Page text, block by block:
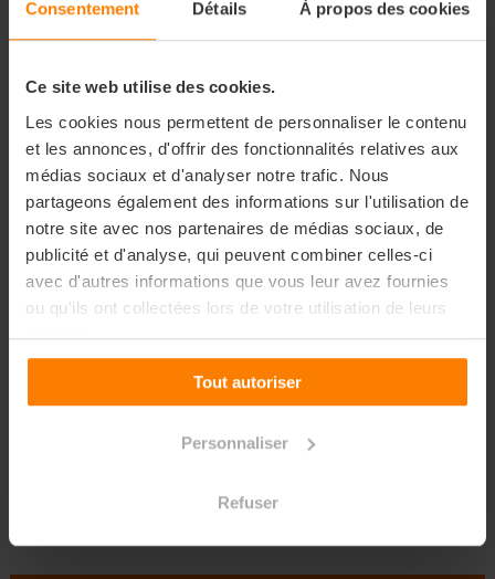
Consentement Détails À propos des cookies
Ce site web utilise des cookies.
Les cookies nous permettent de personnaliser le contenu
et les annonces, d'offrir des fonctionnalités relatives aux
médias sociaux et d'analyser notre trafic. Nous
partageons également des informations sur l'utilisation de
notre site avec nos partenaires de médias sociaux, de
publicité et d'analyse, qui peuvent combiner celles-ci
avec d'autres informations que vous leur avez fournies
ou qu'ils ont collectées lors de votre utilisation de leurs
services.
Tout autoriser
Personnaliser
Refuser
Webmarketing & Communication II Economie
Digitale
Droit des marques
Economie circulaire et énergies
renouvelables Conduite de projet spécialisé
Méthodologie de Recherche
Business English
Développement personnel et professionnel
Stage
Anglais optionnel
Environnement juridique et financier 2
Prospectives Digitales 2